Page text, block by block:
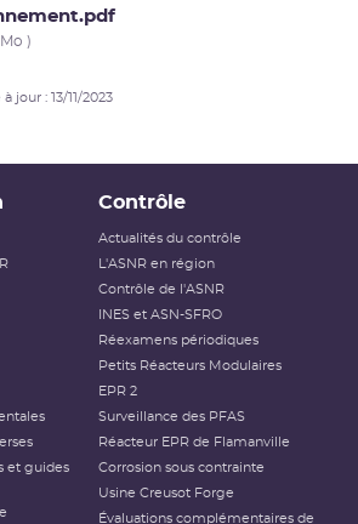
)
jour : 13/11/2023
et guides
Contrôle
Actualités du contrôle
L'ASNR en région
Contrôle de l'ASNR
INES et ASN-SFRO
Réexamens périodiques
Petits Réacteurs Modulaires
EPR 2
Surveillance des PFAS
Réacteur EPR de Flamanville
Corrosion sous contrainte
Usine Creusot Forge
Évaluations complémentaires de